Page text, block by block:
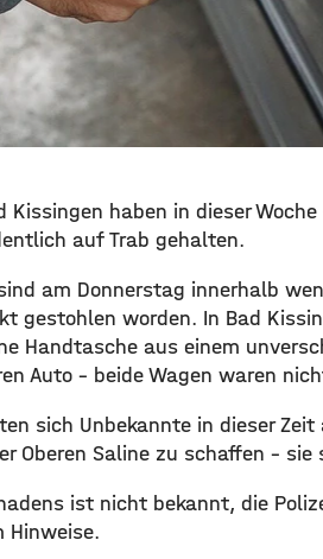
Kissingen haben in dieser
auf Trab gehalten.
am Donnerstag innerhalb
gestohlen worden. In Bad
Handtasche aus einem
Auto – beide Wagen waren
sich Unbekannte in dieser
Oberen Saline zu schaffen –
ist nicht bekannt, die
Hinweise.